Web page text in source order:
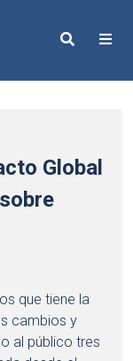
Search
Global
que tiene la
cambios y
al público tres